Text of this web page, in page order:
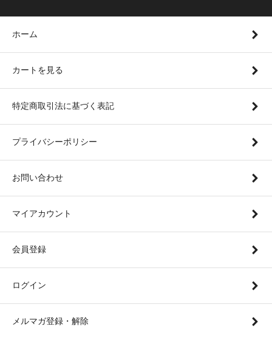
ホーム
カートを見る
特定商取引法に基づく表記
プライバシーポリシー
お問い合わせ
マイアカウント
会員登録
ログイン
メルマガ登録・解除